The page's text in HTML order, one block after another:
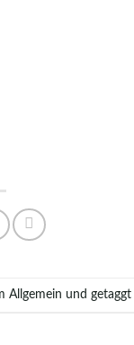
Allgemein und getaggt